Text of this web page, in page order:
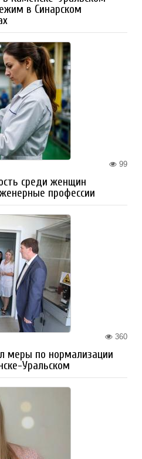
в Синарском
99
среди женщин
профессии
360
меры по нормализации
Уральском